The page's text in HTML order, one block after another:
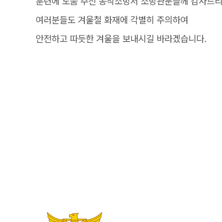
여러분들도 겨울철 화재에 각별히 주의하여
안전하고 따듯한 겨울을 보내시길 바라겠습니다.